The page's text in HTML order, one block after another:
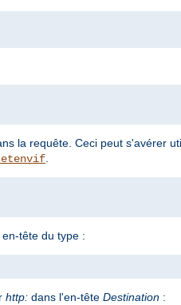
la requête. Ceci peut s'avérer
tête du type :
http: dans l'en-tête Destination :